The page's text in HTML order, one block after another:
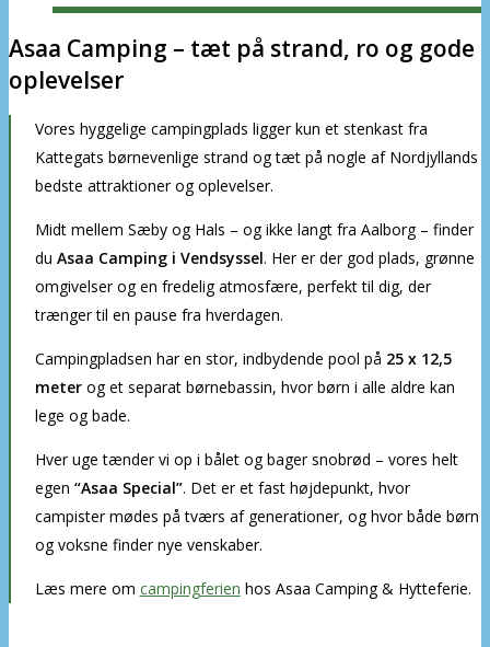
Asaa Camping – tæt på strand, ro og gode
oplevelser
Vores hyggelige campingplads ligger kun et stenkast fra
Kattegats børnevenlige strand og tæt på nogle af Nordjyllands
bedste attraktioner og oplevelser.
Midt mellem Sæby og Hals – og ikke langt fra Aalborg – finder
du Asaa Camping i Vendsyssel. Her er der god plads, grønne
omgivelser og en fredelig atmosfære, perfekt til dig, der
trænger til en pause fra hverdagen.
Campingpladsen har en stor, indbydende pool på 25 x 12,5
meterog et separat børnebassin, hvor børn i alle aldre kan
lege og bade.
Hver uge tænder vi op i bålet og bager snobrød – vores helt
egen “Asaa Special”. Det er et fast højdepunkt, hvor
campister mødes på tværs af generationer, og hvor både børn
og voksne finder nye venskaber.
Læs mere om campingferien hos Asaa Camping & Hytteferie.